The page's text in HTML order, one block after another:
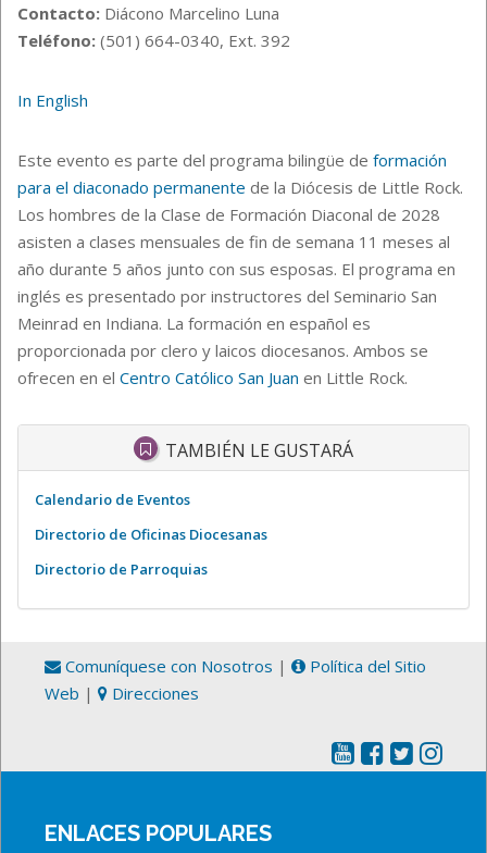
Contacto: Diácono Marcelino Luna
Teléfono: (501) 664-0340, Ext. 392
In English
Este evento es parte del programa bilingüe de formación
para el diaconado permanente de la Diócesis de Little Rock.
Los hombres de la Clase de Formación Diaconal de 2028
asisten a clases mensuales de fin de semana 11 meses al
año durante 5 años junto con sus esposas. El programa en
inglés es presentado por instructores del Seminario San
Meinrad en Indiana. La formación en español es
proporcionada por clero y laicos diocesanos. Ambos se
ofrecen en el Centro Católico San Juan en Little Rock.
TAMBIÉN LE GUSTARÁ
Calendario de Eventos
Directorio de Oficinas Diocesanas
Directorio de Parroquias
Comuníquese con Nosotros |
Política del Sitio
Web | Direcciones
ENLACES POPULARES